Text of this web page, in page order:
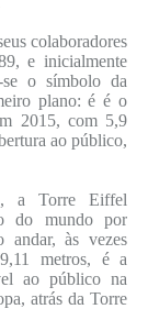
colaboradores
e inicialmente
o símbolo da
plano: é é o
2015, com 5,9
ao público,
a Torre Eiffel
do mundo por
andar, às vezes
metros, é a
ao público na
atrás da Torre